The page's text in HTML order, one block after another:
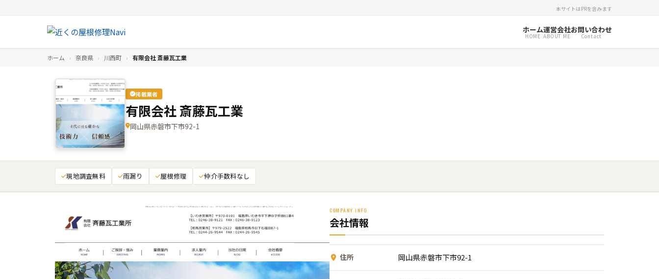
本サイトはPRを含みます
ホーム
HOME
運営会社
ABOUT ME
お問い合わせ
Contact
ホーム › 奈良県 › 川西町 › 有限会社 斎藤瓦工業
掲載業者
有限会社 斎藤瓦工業
岡山県赤磐市下市92-1
現地調査無料 雨漏り 屋根修理 仲介手数料なし
COMPANY INFO
会社情報
住所 岡山県赤磐市下市92-1